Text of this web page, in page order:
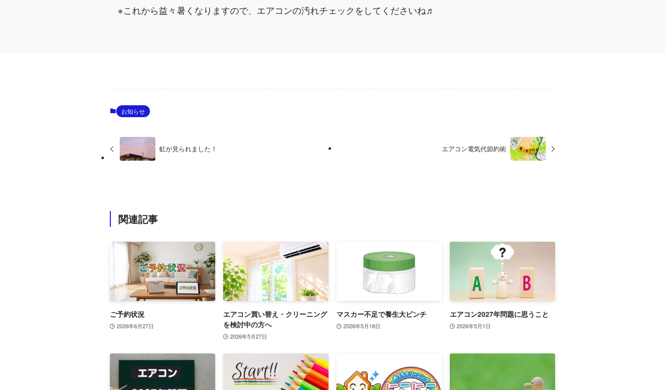
※これから益々暑くなりますので、エアコンの汚れチェックをしてくださいね♬
お知らせ
虹が見られました！ エアコン電気代節約術
関連記事
ご予約状況
2026年6月27日
エアコン買い替え・クリーニング
を検討中の方へ
2026年5月27日
マスカー不足で養生大ピンチ
2026年5月18日
エアコン2027年問題に思うこと
2026年5月1日